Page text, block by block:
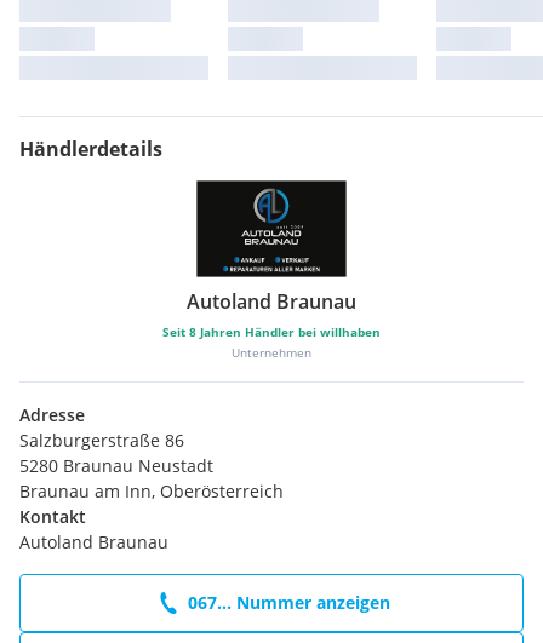
Händlerdetails
Autoland Braunau
Seit 8 Jahren Händler bei willhaben
Unternehmen
Adresse
Salzburgerstraße 86
5280 Braunau Neustadt
Braunau am Inn, Oberösterreich
Kontakt
Autoland Braunau
067... Nummer anzeigen